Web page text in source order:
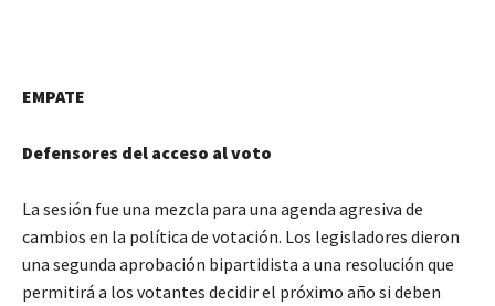
EMPATE
Defensores del acceso al voto
La sesión fue una mezcla para una agenda agresiva de
cambios en la política de votación. Los legisladores dieron
una segunda aprobación bipartidista a una resolución que
permitirá a los votantes decidir el próximo año si deben